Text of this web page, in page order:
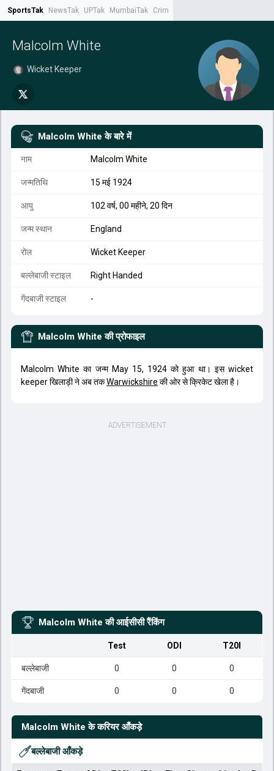
SportsTak NewsTak UPTak MumbaiTak CrimeTak
Malcolm White
Wicket Keeper
Malcolm White के बारे में
नाम Malcolm White
जन्मतिथि 15 मई 1924
आयु 102 वर्ष, 00 महीने, 20 दिन
जन्म स्थान England
रोल Wicket Keeper
बल्लेबाजी स्टाइल Right Handed
गेंदबाजी स्टाइल -
Malcolm White की प्रोफाइल
Malcolm White का जन्म May 15, 1924 को हुआ था। इस wicket
keeper खिलाड़ी ने अब तकWarwickshire की ओर से क्रिकेट खेला है।
Malcolm White की आईसीसी रैंकिंग
Test ODI T20I
बल्लेबाजी 0 0 0
गेंदबाजी 0 0 0
Malcolm White के करियर आँकड़े
बल्लेबाजी आँकड़े